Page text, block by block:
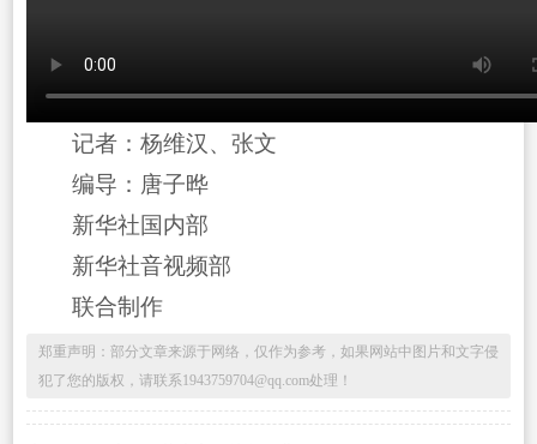
记者：杨维汉、张文
编导：唐子晔
新华社国内部
新华社音视频部
联合制作
郑重声明：部分文章来源于网络，仅作为参考，如果网站中图片和文字侵
犯了您的版权，请联系1943759704@qq.com处理！